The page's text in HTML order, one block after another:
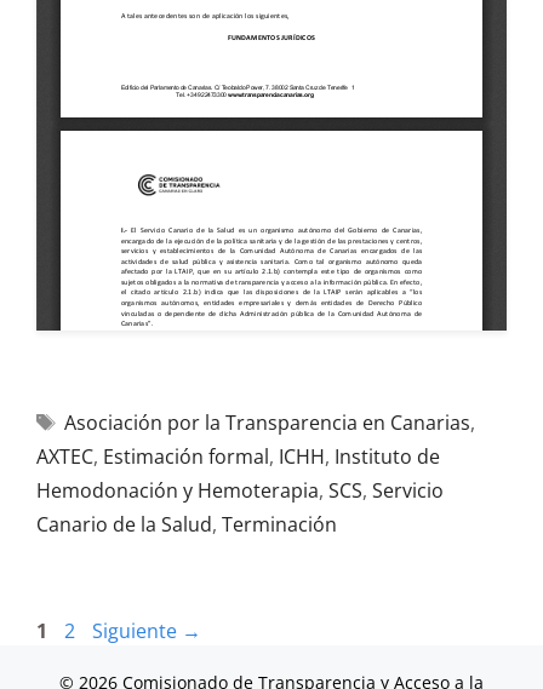
Asociación por la Transparencia en Canarias,
AXTEC, Estimación formal, ICHH, Instituto de
Hemodonación y Hemoterapia, SCS, Servicio
Canario de la Salud, Terminación
1 2 Siguiente →
© 2026 Comisionado de Transparencia y Acceso a la